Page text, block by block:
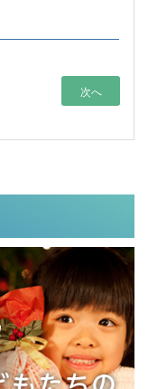
次へ